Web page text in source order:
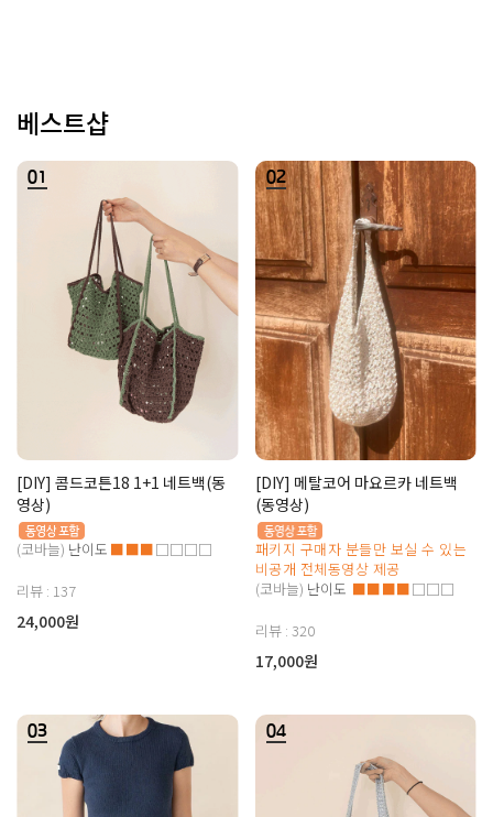
베스트샵
01
[DIY] 콤드코튼18 1+1 네트백(동
영상)
(코바늘) 난이도 ■■■□□□□
리뷰 : 137
24,000원
02
[DIY] 메탈코어 마요르카 네트백
(동영상)
패키지 구매자 분들만 보실 수 있는
비공개 전체동영상 제공
(코바늘) 난이도 ■■■■□□□
리뷰 : 320
17,000원
03 04